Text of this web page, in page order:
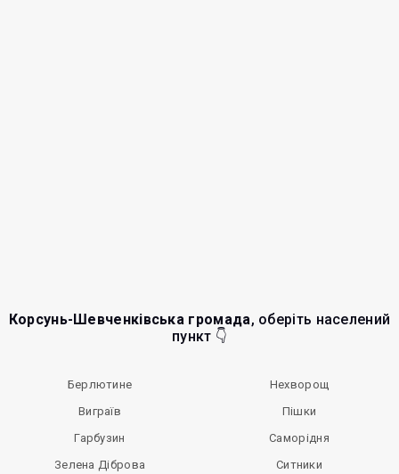
Корсунь-Шевченківська громада, оберіть населений
пункт 👇
Берлютине
Виграїв
Гарбузин
Зелена Діброва
Нехворощ
Пішки
Саморідня
Ситники